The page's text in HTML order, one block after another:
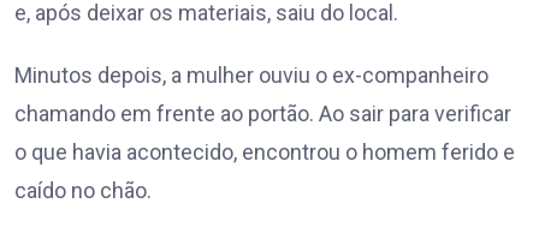
e, após deixar os materiais, saiu do local.
Minutos depois, a mulher ouviu o ex-companheiro
chamando em frente ao portão. Ao sair para verificar
o que havia acontecido, encontrou o homem ferido e
caído no chão.